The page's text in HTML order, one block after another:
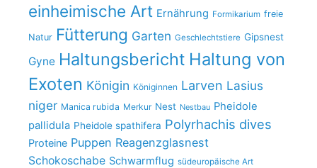
einheimische Art Ernährung Formikarium freie
Natur Fütterung Garten Geschlechtstiere Gipsnest
Gyne Haltungsbericht Haltung von
Exoten Königin Königinnen Larven Lasius
niger Manica rubida Merkur Nest Nestbau Pheidole
pallidula Pheidole spathifera Polyrhachis dives
Proteine Puppen Reagenzglasnest
Schokoschabe Schwarmflug südeuropäische Art